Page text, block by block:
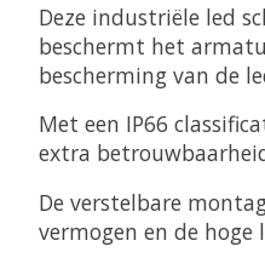
Deze industriële led
beschermt het
bescherming van de
Met een IP66
extra
De verstelbare
vermogen en de